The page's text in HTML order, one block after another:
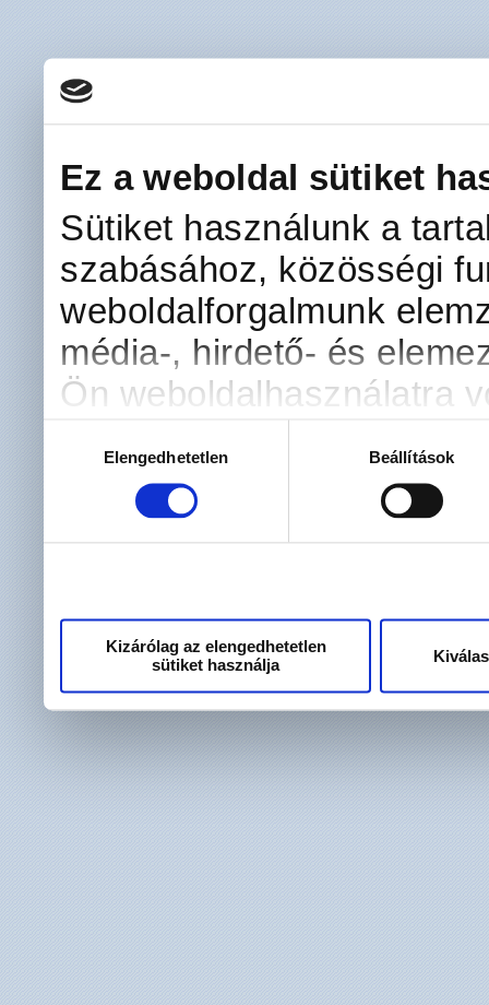
Ez a weboldal sütiket
Sütiket használunk a
szabásához, közösségi
weboldalforgalmunk
média-, hirdető- és
Ön weboldalhasználatra
amelyeket Ön adott meg
használt más
kiválasztásaElengedhetetlen Beállítások
Kizárólag az elengedhetetlen
sütiket használja